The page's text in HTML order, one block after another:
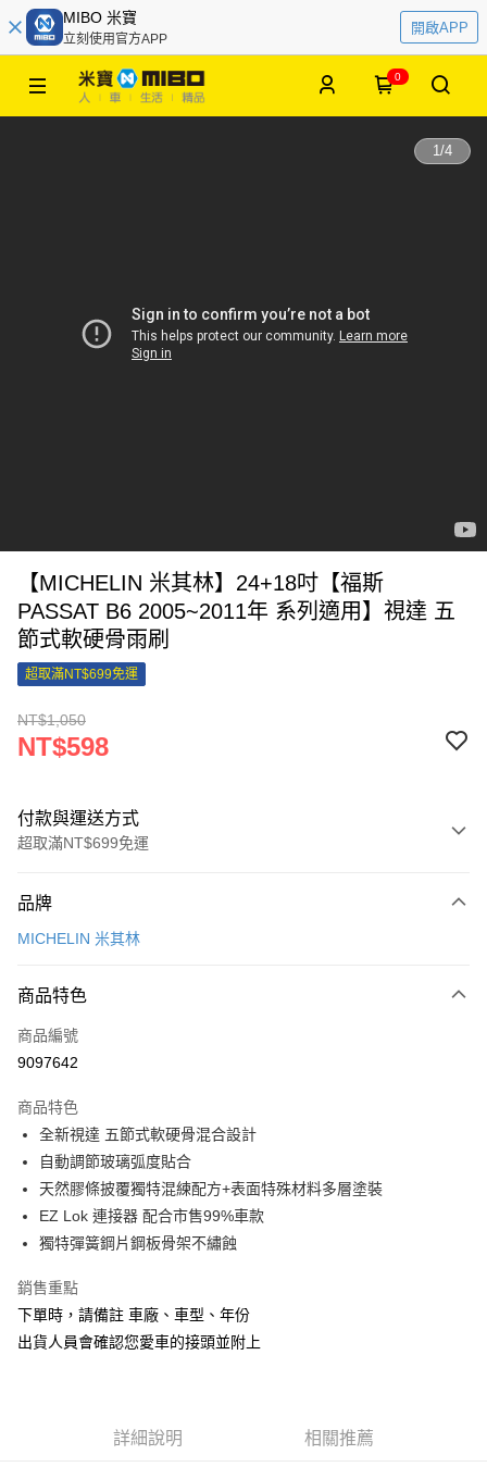
MIBO 米寶
立刻使用官方APP
開啟APP
0
1/4
【MICHELIN 米其林】24+18吋【福斯
PASSAT B6 2005~2011年 系列適用】視達 五
節式軟硬骨雨刷
超取滿NT$699免運
NT$1,050
NT$598
付款與運送方式
超取滿NT$699免運
信用卡一次付款
3 期 0 利率 每期
合作金庫商業銀行
上海商業儲蓄銀行
臺灣中小企業銀行
匯豐（台灣）商業銀行
聯邦商業銀行
元大商業銀行
永豐商業銀行
玉山商業銀行
星展（台灣）商業銀行
台灣樂天信用卡公司
超商取貨付款
LINE Pay
Apple Pay
街口支付
悠遊付
Google Pay
相關說明
【關於「AFTEE先享後付」】
AFTEE先享後付是「在收到商品之後才付款」的支付方式。 讓您購物簡單
ATM付款
品牌
MICHELIN 米其林
商品特色
商品編號
9097642
商品特色
全新視達 五節式軟硬骨混合設計
自動調節玻璃弧度貼合
天然膠條披覆獨特混練配方+表面特殊材料多層塗裝
EZ Lok 連接器 配合市售99%車款
獨特彈簧鋼片鋼板骨架不繡蝕
銷售重點
下單時，請備註 車廠、車型、年份
出貨人員會確認您愛車的接頭並附上
詳細說明 相關推薦